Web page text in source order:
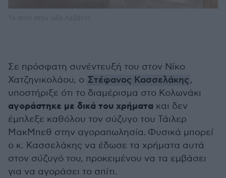
Σε πρόσφατη συνέντευξή του στον Νίκο
Χατζηνικολάου, ο Στέφανος Κασσελάκης,
υποστήριξε ότι το διαμέρισμα στο Κολωνάκι
αγοράστηκε με δικά του χρήματα και δεν
έμπλεξε καθόλου τον σύζυγο του Τάιλερ
ΜακΜπεθ στην αγοραπωλησία. Φυσικά μπορεί
ο κ. Κασσελάκης να έδωσε τα χρήματα αυτά
στον σύζυγό του, προκειμένου να τα εμβάσει
για να αγοράσει το σπίτι.